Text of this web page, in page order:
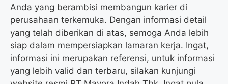
Anda yang berambisi membangun karier di
perusahaan terkemuka. Dengan informasi detail
yang telah diberikan di atas, semoga Anda lebih
siap dalam mempersiapkan lamaran kerja. Ingat,
informasi ini merupakan referensi, untuk informasi
yang lebih valid dan terbaru, silakan kunjungi